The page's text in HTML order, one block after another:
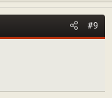
#9